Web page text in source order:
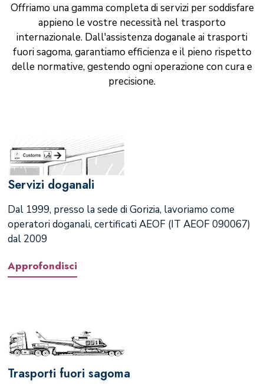
Offriamo una gamma completa di servizi per soddisfare
appieno le vostre necessità nel trasporto
internazionale. Dall'assistenza doganale ai trasporti
fuori sagoma, garantiamo efficienza e il pieno rispetto
delle normative, gestendo ogni operazione con cura e
precisione.
Servizi doganali
Dal 1999, presso la sede di Gorizia, lavoriamo come
operatori doganali, certificati AEOF (IT AEOF 090067)
dal 2009
Approfondisci
Trasporti fuori sagoma